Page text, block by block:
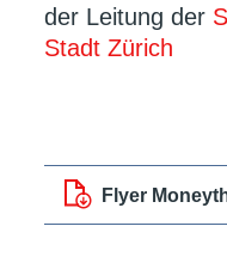
der Leitung der
Stadt Zürich
Flyer